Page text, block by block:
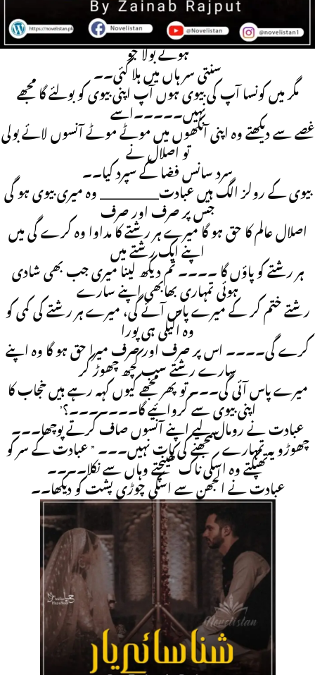
اوکے۔۔۔” عبادت کی آنکھوں
میں اپنے لئے ڈر وہ بھانپ چکا تھا جبھی اسے نرمی سے سمجھاتے
ہوئے بولا جو
سنتی سر ہاں میں ہلا گئی۔۔
مگر میں کونسا آپ کی بیوی ہوں آپ اپنی بیوی کو بولئے گا مجھے
نہیں۔۔۔۔۔اسے
غصے سے دیکھتے وہ اپنی آنکھوں میں موٹے موٹے آنسوں لائے بولی
تو اصلال نے
سرد سانس فضا کے سپرد کیا۔۔
بیوی کے رولز الگ ہیں عبادت_______ وہ میری بیوی ہو گی
جس پر صرف اور صرف
اصلال عالم کا حق ہو گا میرے ہر رشتے کا مداوا وہ کرے گی میں
اپنے ایک رشتے میں
ہر رشتے کو پاؤں گا ۔۔۔۔ تم دیکھ لینا میری جب بھی شادی
ہوئی تمہاری بھابھی اپنے سارے
رشتے ختم کر کے میرے پاس آئے گی، میرے ہر رشتے کی کمی کو
وہ اکیلی ہی پورا
کرے گی۔۔۔۔ اس پر صرف اور صرف میرا حق ہو گا وہ اپنے
سارے رشتے سب کچھ چھوڑ کر
میرے پاس آئی گی۔۔۔ تو پھر مجھے کیوں کہہ رہے ہیں خجاب کا
اپنی بیوی سے کروائیے گا۔۔۔۔۔۔۔؟’
عبادت نے رومال لیے اپنے آنسوں صاف کرتے پوچھا۔۔۔
چھوڑو یہ تمہارے سمجھنے کی بات نہیں۔۔۔ ” عبادت کے سر کو
تھپکتے وہ اسکی ناک کھینچتے وہاں سے نکلا۔۔۔۔
عبادت نے الجھن سے اسکی چوڑی پشت کو دیکھا۔۔